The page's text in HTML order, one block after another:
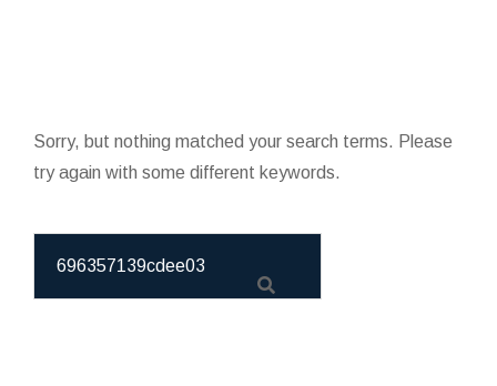
Sorry, but nothing matched your search terms. Please
try again with some different keywords.